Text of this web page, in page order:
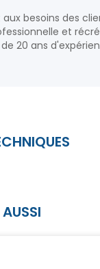
besoins des
et
20 ans